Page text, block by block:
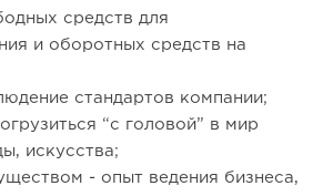
0 0
средств для
и оборотных средств на
стандартов компании;
“с головой” в мир
искусства;
- опыт ведения бизнеса,